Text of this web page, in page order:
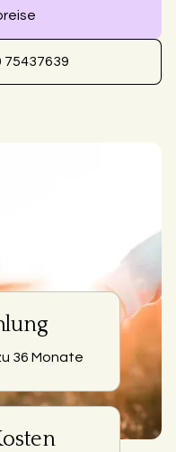
36 Monate